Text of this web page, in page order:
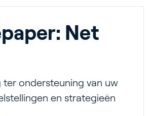
Net
ter ondersteuning van uw
en strategieën